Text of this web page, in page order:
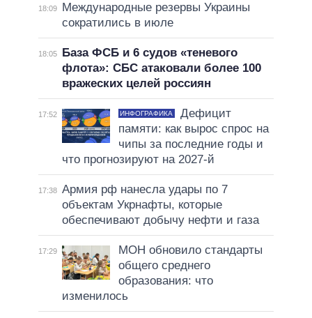
18:09
Международные резервы Украины
сократились в июле
18:05
База ФСБ и 6 судов «теневого
флота»: СБС атаковали более 100
вражеских целей россиян
17:52 ИНФОГРАФИКА
Дефицит
памяти: как вырос спрос на
чипы за последние годы и
что прогнозируют на 2027-й
17:38 Армия рф нанесла удары по 7
объектам Укрнафты, которые
обеспечивают добычу нефти и газа
17:29
МОН обновило стандарты
общего среднего
образования: что
изменилось